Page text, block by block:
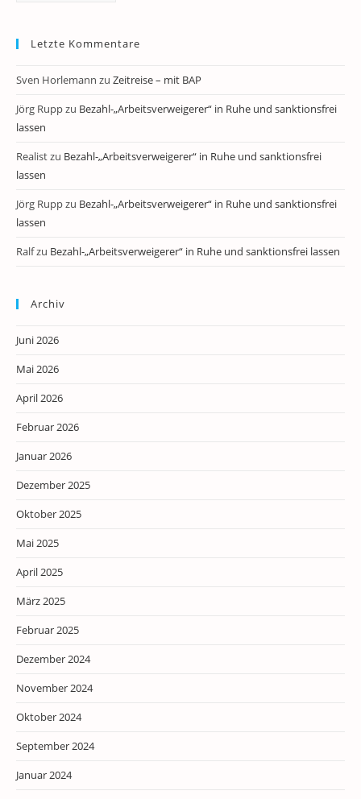
Letzte Kommentare
Sven Horlemann zu Zeitreise – mit BAP
Jörg Ruppzu Bezahl-„Arbeitsverweigerer“ in Ruhe und sanktionsfrei
lassen
Realistzu Bezahl-„Arbeitsverweigerer“ in Ruhe und sanktionsfrei
lassen
Jörg Ruppzu Bezahl-„Arbeitsverweigerer“ in Ruhe und sanktionsfrei
lassen
Ralfzu Bezahl-„Arbeitsverweigerer“ in Ruhe und sanktionsfrei lassen
Archiv
Juni 2026
Mai 2026
April 2026
Februar 2026
Januar 2026
Dezember 2025
Oktober 2025
Mai 2025
April 2025
März 2025
Februar 2025
Dezember 2024
November 2024
Oktober 2024
September 2024
Januar 2024